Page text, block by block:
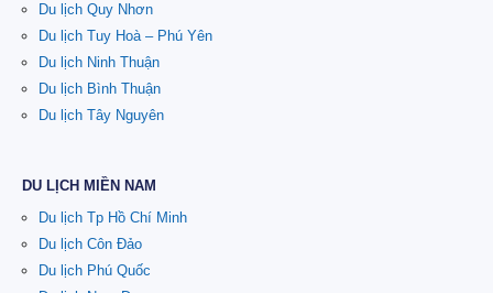
Du lịch Quy Nhơn
Du lịch Tuy Hoà – Phú Yên
Du lịch Ninh Thuận
Du lịch Bình Thuận
Du lịch Tây Nguyên
DU LỊCH MIỀN NAM
Du lịch Tp Hồ Chí Minh
Du lịch Côn Đảo
Du lịch Phú Quốc